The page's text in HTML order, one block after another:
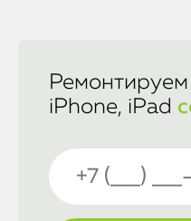
iPhone, iPad